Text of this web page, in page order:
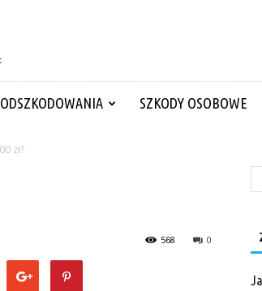
ODSZKODOWANIA SZKODY OSOBOWE
zł?
0
568